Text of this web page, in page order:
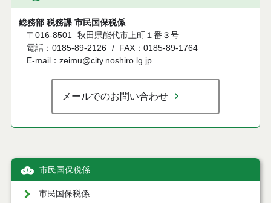
総務部 税務課 市民国保税係
〒016-8501
秋田県能代市上町１番３号
電話：0185-89-2126
FAX：0185-89-1764
E-mail：zeimu@city.noshiro.lg.jp
メールでのお問い合わせ
市民国保税係
市民国保税係